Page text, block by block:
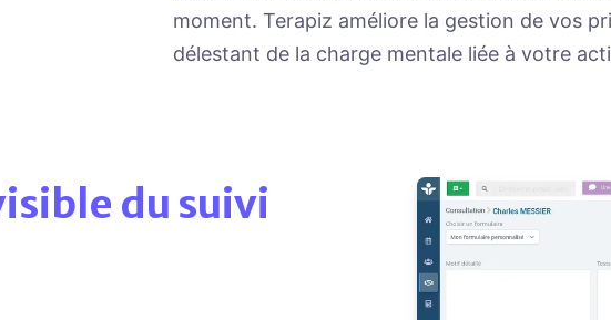
moment. Terapiz améliore la gestion de vos
délestant de la charge mentale liée à votre
du suivi